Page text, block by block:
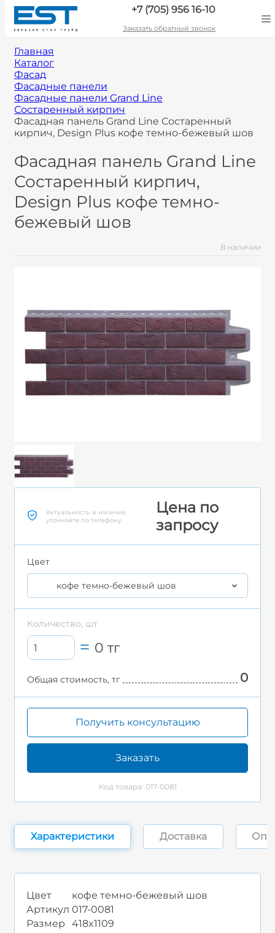
+7 (705) 956 16-10
Заказать обратный звонок
Главная
Каталог
Фасад
Фасадные панели
Фасадные панели Grand Line
Состаренный кирпич
Фасадная панель Grand Line Состаренный
кирпич, Design Plus кофе темно-бежевый шов
Фасадная панель Grand Line
Состаренный кирпич,
Design Plus кофе темно-
бежевый шов
В наличии
Актуальность и наличие
уточняйте по телефону
Цена по
запросу
Цвет
кофе темно-бежевый шов
Количество, шт
0тг
Общая стоимость, тг 0
Получить консультацию
Заказать
Код товара: 017-0081
Характеристики Доставка
Цвет
кофе темно-бежевый шов
Артикул 017-0081
Размер
418x1109